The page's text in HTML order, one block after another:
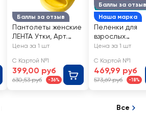
Баллы за отзыв
Пантолеты женские
ЛЕНТА Утки, Арт.
202405985
Цена за 1 шт
С Картой №1
399,00 руб
630,53 руб -36%
Баллы за отзыв
Наша марка
Пеленки для
взрослых
одноразовые
впитывающие
60x90см
Цена за 1 шт
С Картой №1
469,99 руб
573,69 руб -18%
Все